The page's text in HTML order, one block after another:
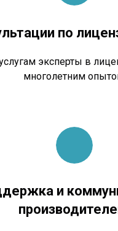
по
эксперты в
многолетним
и